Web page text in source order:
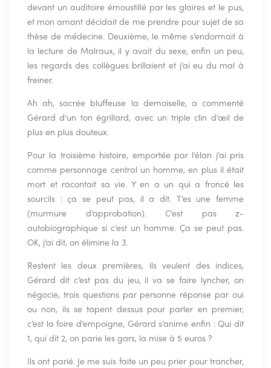
devant un auditoire émoustillé par les glaires et le pus,
et mon amant décidait de me prendre pour sujet de sa
thèse de médecine. Deuxième, le même s’endormait à
la lecture de Malraux, il y avait du sexe, enfin un peu,
les regards des collègues brillaient et j’ai eu du mal à
freiner.
Ah ah, sacrée bluffeuse la demoiselle, a commenté
Gérard d’un ton égrillard, avec un triple clin d’œil de
plus en plus douteux.
Pour la troisième histoire, emportée par l’élan j’ai pris
comme personnage central un homme, en plus il était
mort et racontait sa vie. Y en a un qui a froncé les
sourcils : ça se peut pas, il a dit. T’es une femme
(murmure d’approbation). C’est pas z-
autobiographique si c’est un homme. Ça se peut pas.
OK, j’ai dit, on élimine la 3.
Restent les deux premières, ils veulent des indices,
Gérard dit c’est pas du jeu, il va se faire lyncher, on
négocie, trois questions par personne réponse par oui
ou non, ils se tapent dessus pour parler en premier,
c’est la foire d’empoigne, Gérard s’anime enfin : Qui dit
1, qui dit 2, on parie les gars, la mise à 5 euros ?
Ils ont parié. Je me suis faite un peu prier pour trancher,